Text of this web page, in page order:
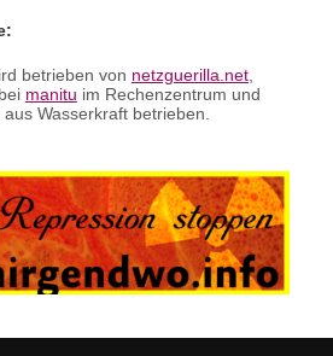
betrieben von netzguerilla.net,
manitu im Rechenzentrum und
Wasserkraft betrieben.